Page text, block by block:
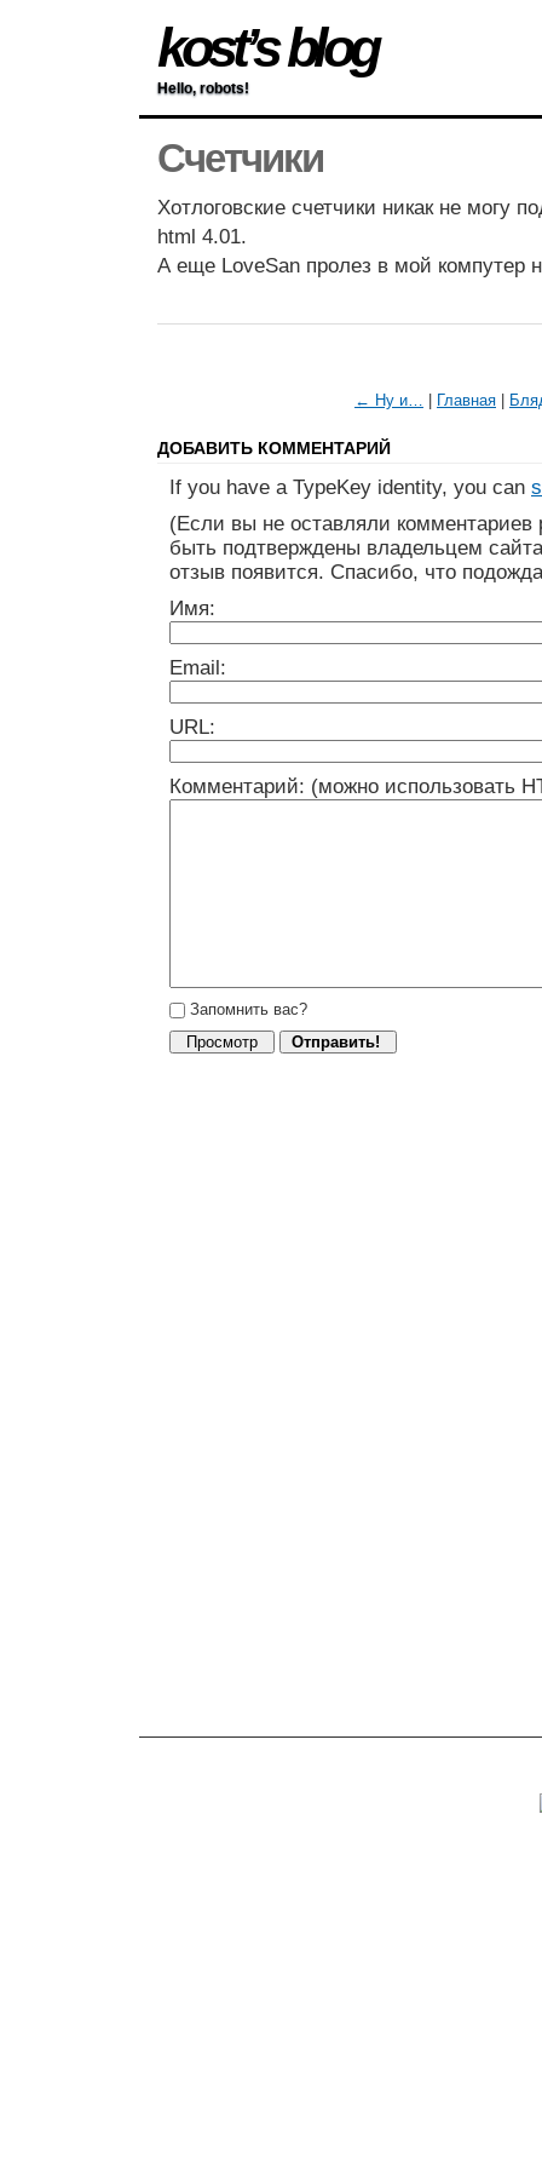
kost’s blog
Hello, robots!
Счетчики
Хотлоговские счетчики никак не могу
html 4.01.
А еще LoveSan пролез в мой компутер
← Ну и… Главная
ДОБАВИТЬ КОММЕНТАРИЙ
If you have a TypeKey identity, you can
(Если вы не оставляли
быть подтверждены владельцем
отзыв появится. Спасибо, что
Имя:
Email:
URL:
Комментарий: (можно использовать
Запомнить вас?